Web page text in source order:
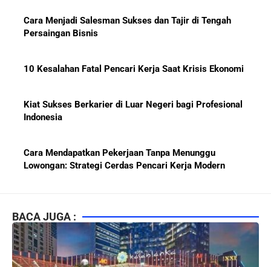
Cara Menjadi Salesman Sukses dan Tajir di Tengah
Persaingan Bisnis
10 Kesalahan Fatal Pencari Kerja Saat Krisis Ekonomi
Kiat Sukses Berkarier di Luar Negeri bagi Profesional
Indonesia
Cara Mendapatkan Pekerjaan Tanpa Menunggu
Lowongan: Strategi Cerdas Pencari Kerja Modern
bagi Fresh Graduate
10 Lembaga Sertifikasi IT Paling Terkenal di Dunia dan
Paling Diakui di Indonesia
BACA JUGA :